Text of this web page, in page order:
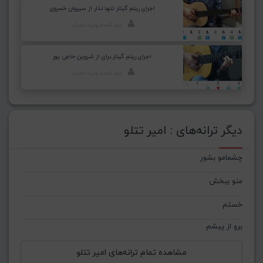
اجرای ریتم گیتار تنها نذار از سیروان خسروی
اجرای ریتم گیتار برای از شروین حاجی پور
دیگر ترانه‌های : امیر تتلو
چشمامو بشور
منو ببخش
خستم
برو از پیشم
مشاهده تمام ترانه‌های امیر تتلو